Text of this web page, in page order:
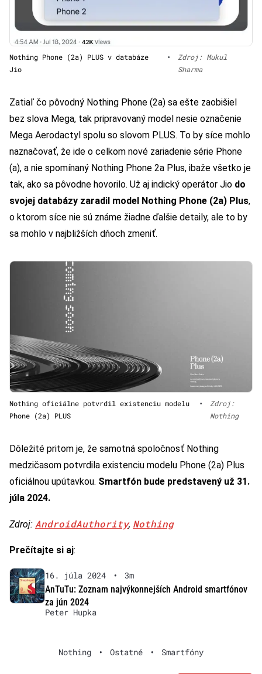
Nothing Phone (2a) PLUS v databáze
Jio
•
Zdroj: Mukul
Sharma
Zatiaľ čo pôvodný Nothing Phone (2a) sa ešte zaobišiel
bez slova Mega, tak pripravovaný model nesie označenie
Mega Aerodactyl spolu so slovom PLUS. To by síce mohlo
naznačovať, že ide o celkom nové zariadenie série Phone
(a), a nie spomínaný Nothing Phone 2a Plus, ibaže všetko je
tak, ako sa pôvodne hovorilo. Už aj indický operátor Jio do
svojej databázy zaradil model Nothing Phone (2a) Plus,
o ktorom síce nie sú známe žiadne ďalšie detaily, ale to by
sa mohlo v najbližších dňoch zmeniť.
Nothing oficiálne potvrdil existenciu modelu
Phone (2a) PLUS
•
Zdroj:
Nothing
Dôležité pritom je, že samotná spoločnosť Nothing
medzičasom potvrdila existenciu modelu Phone (2a) Plus
oficiálnou upútavkou. Smartfón bude predstavený už 31.
júla 2024.
Zdroj: AndroidAuthority, Nothing
Prečítajte si aj:
16. júla 2024 •
3m
AnTuTu: Zoznam najvýkonnejších Android smartfónov
za jún 2024
Peter Hupka
Nothing • Ostatné • Smartfóny